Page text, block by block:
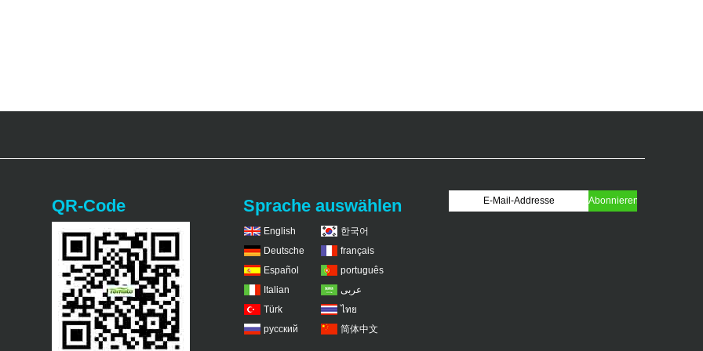
QR-Code Sprache auswählen
English
한국어
Deutsche
français
Español
português
Italian
عربى
Türk
ไทย
русский
简体中文